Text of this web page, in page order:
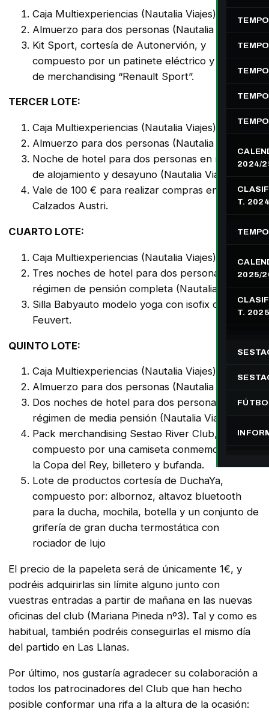
2024/
T.
2025/
T.
Caja Multiexperiencias (Nautalia Viajes).
Almuerzo para dos personas (Nautalia Viajes).
Kit Sport, cortesía de Autonervión, y
compuesto por un patinete eléctrico y un pack
de merchandising “Renault Sport”.
TERCER LOTE:
Caja Multiexperiencias (Nautalia Viajes).
Almuerzo para dos personas (Nautalia Viajes).
Noche de hotel para dos personas en régimen
de alojamiento y desayuno (Nautalia Viajes).
Vale de 100 € para realizar compras en
Calzados Austri.
CUARTO LOTE:
Caja Multiexperiencias (Nautalia Viajes)
Tres noches de hotel para dos personas en
régimen de pensión completa (Nautalia Viajes).
Silla Babyauto modelo yoga con isofix cortesía
Feuvert.
QUINTO LOTE:
Caja Multiexperiencias (Nautalia Viajes).
Almuerzo para dos personas (Nautalia Viajes).
Dos noches de hotel para dos personas en
régimen de media pensión (Nautalia Viajes).
Pack merchandising Sestao River Club,
compuesto por una camiseta conmemorativa de
la Copa del Rey, billetero y bufanda.
Lote de productos cortesía de DuchaYa,
compuesto por: albornoz, altavoz bluetooth
para la ducha, mochila, botella y un conjunto de
grifería de gran ducha termostática con
rociador de lujo
El precio de la papeleta será de únicamente 1€, y
podréis adquirirlas sin límite alguno junto con
vuestras entradas a partir de mañana en las nuevas
oficinas del club (Mariana Pineda nº3). Tal y como es
habitual, también podréis conseguirlas el mismo día
del partido en Las Llanas.
Por último, nos gustaría agradecer su colaboración a
todos los patrocinadores del Club que han hecho
posible conformar una rifa a la altura de la ocasión: